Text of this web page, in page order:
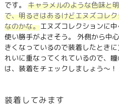
です。 キャラメルのような色味と
で、明るさはあるけどエヌズコレ
なのかな。エヌズコレクションに
使い勝手がよさそう。 外側から中
きくなっているので装着したとき
れいに重なってくれているので、
は、装着をチェックしましょう～！
装着してみます